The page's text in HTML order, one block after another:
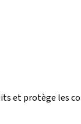
et protège les